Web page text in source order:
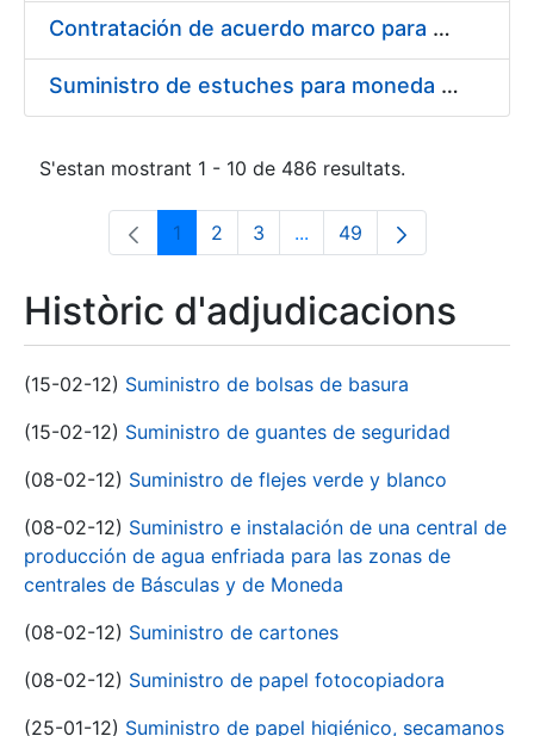
Contratación de acuerdo marco para el Suministro de Material de Electricidad para la Fábrica Nacional de Moneda y Timbre-Real Casa de la Moneda en su centro de trabajo de Burgos
Suministro de estuches para moneda de 30 €
S'estan mostrant 1 - 10 de 486 resultats.
Pàgina
1 Pàgina
2 Pàgina
3 ...Pàgines intermèdies
Pàgina
49
Històric d'adjudicacions
(15-02-12) Suministro de bolsas de basura
(15-02-12) Suministro de guantes de seguridad
(08-02-12) Suministro de flejes verde y blanco
(08-02-12) Suministro e instalación de una central de
producción de agua enfriada para las zonas de
centrales de Básculas y de Moneda
(08-02-12) Suministro de cartones
(08-02-12) Suministro de papel fotocopiadora
(25-01-12) Suministro de papel higiénico, secamanos